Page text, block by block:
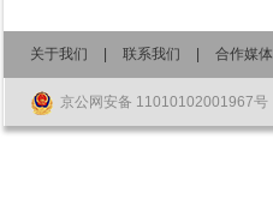
关于我们 联系我们 合作媒体
京公网安备 11010102001967号